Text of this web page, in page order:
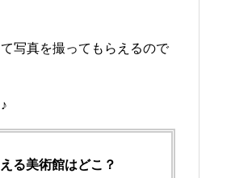
写真を撮ってもらえるので
る美術館はどこ？